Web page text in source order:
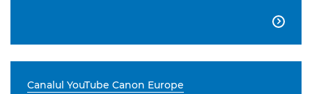

Canalul YouTube Canon Europe